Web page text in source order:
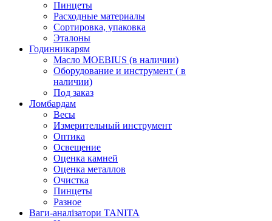
Пинцеты
Расходные материалы
Сортировка, упаковка
Эталоны
Годинникарям
Масло MOEBIUS (в наличии)
Оборудование и инструмент ( в
наличии)
Под заказ
Ломбардам
Весы
Измерительный инструмент
Оптика
Освещение
Оценка камней
Оценка металлов
Очистка
Пинцеты
Разное
Ваги-аналізатори TANITA